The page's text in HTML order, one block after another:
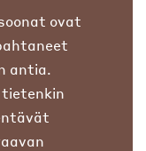
ovat
antia.